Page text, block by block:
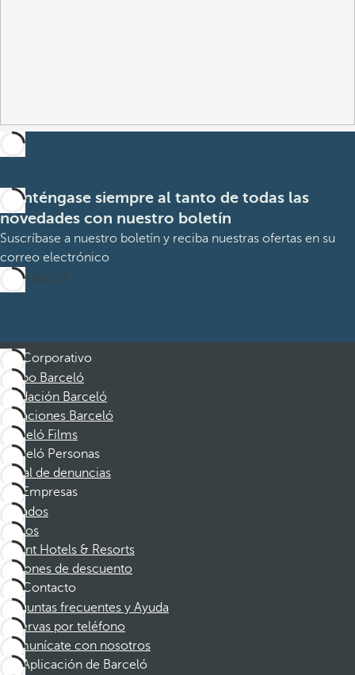
Manténgase siempre al tanto de todas las
novedades con nuestro boletín
Suscríbase a nuestro boletín y reciba nuestras ofertas en su
correo electrónico
Suscribirme
Corporativo
Grupo Barceló
Fundación Barceló
Vacaciones Barceló
Barceló Films
Barceló Personas
Canal de denuncias
Empresas
Afiliados
Socios
Dorint Hotels & Resorts
Cupones de descuento
Contacto
Preguntas frecuentes y Ayuda
Reservas por teléfono
Comunícate con nosotros
Aplicación de Barceló